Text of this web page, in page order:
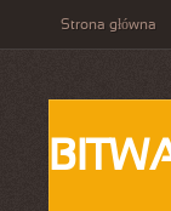
Strona główna